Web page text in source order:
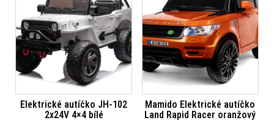
Elektrické autíčko JH-102
2x24V 4×4 bílé
Mamido Elektrické autíčko
Land Rapid Racer oranžový